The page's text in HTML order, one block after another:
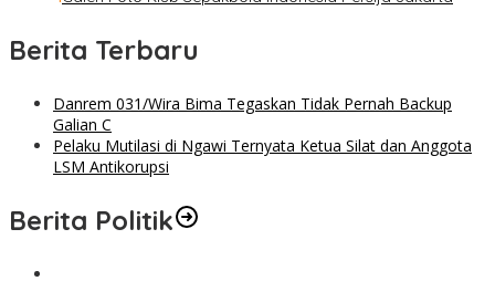
Berita Terbaru
Danrem 031/Wira Bima Tegaskan Tidak Pernah Backup
Galian C
Pelaku Mutilasi di Ngawi Ternyata Ketua Silat dan Anggota
LSM Antikorupsi
Berita Politik